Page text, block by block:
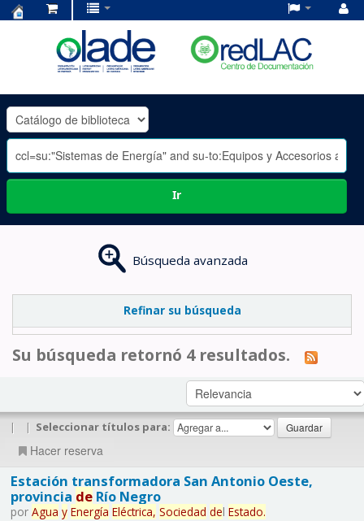
OLADE
-
Ir
Búsqueda avanzada
Refinar su búsqueda
Su búsqueda retornó 4 resultados.
| | Seleccionar títulos para:
Hacer reserva
Estación transformadora San Antonio Oeste,
provincia deRío Negro
por Agua y Energía Eléctrica, Sociedad del Estado.